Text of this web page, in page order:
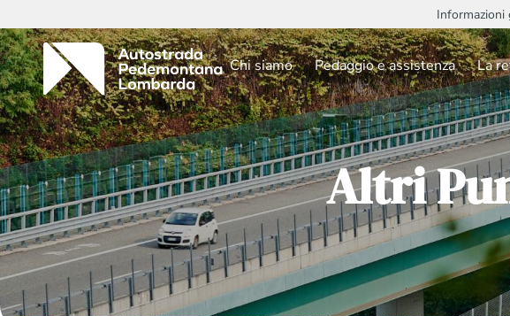
Informazioni
Chi siamo Pedaggio e assistenza La
Altri